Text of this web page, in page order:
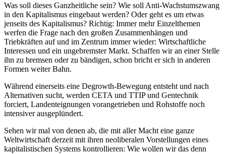
Was soll dieses Ganzheitliche sein? Wie soll Anti-Wachstumszwang
in den Kapitalismus eingebaut werden? Oder geht es um etwas
jenseits des Kapitalismus? Richtig: Immer mehr Einzelthemen
werfen die Frage nach den großen Zusammenhängen und
Triebkräften auf und im Zentrum immer wieder: Wirtschaftliche
Interessen und ein ungebremster Markt. Schaffen wir an einer Stelle
ihn zu bremsen oder zu bändigen, schon bricht er sich in anderen
Formen weiter Bahn.
Während einerseits eine Degrowth-Bewegung entsteht und nach
Alternativen sucht, werden CETA und TTIP und Gentechnik
forciert, Landenteignungen vorangetrieben und Rohstoffe noch
intensiver ausgeplündert.
Sehen wir mal von denen ab, die mit aller Macht eine ganze
Weltwirtschaft derzeit mit ihren neoliberalen Vorstellungen eines
kapitalistischen Systems kontrollieren: Wie wollen wir das denn